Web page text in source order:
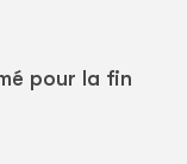
pour la fin